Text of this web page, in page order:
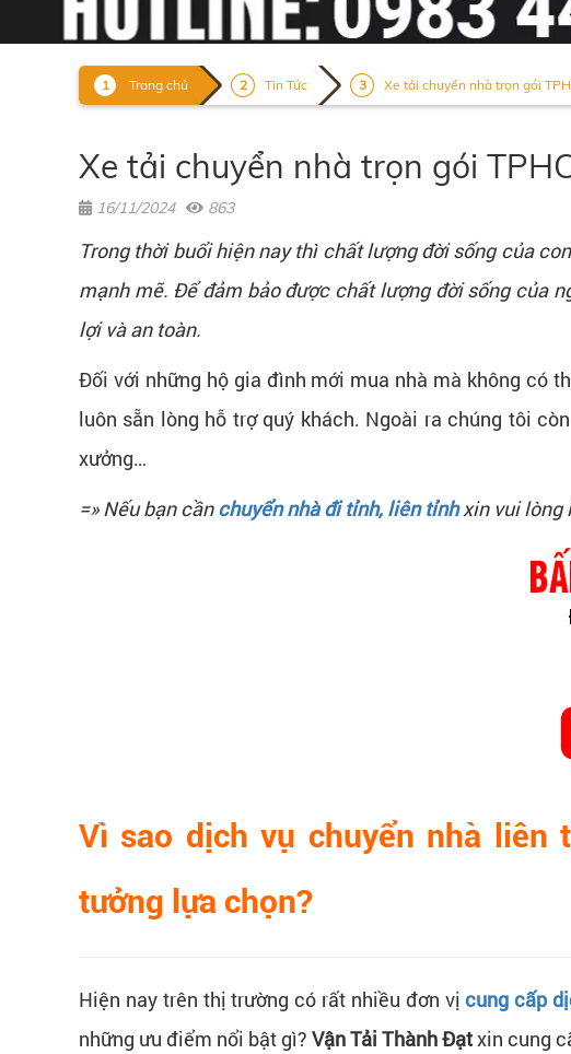
Trang chủ Tin Tức Xe tải chuyển nhà trọn gói
Xe tải chuyển nhà trọn gói
16/11/2024 863
Trong thời buổi hiện nay thì chất lượng đời sống của
mạnh mẽ. Để đảm bảo được chất lượng đời sống của
lợi và an toàn.
Đối với những hộ gia đình mới mua nhà mà không có
luôn sẵn lòng hỗ trợ quý khách. Ngoài ra chúng tôi
xưởng…
=» Nếu bạn cầnchuyển nhà đi tỉnh, liên tỉnhxin vui lòng
Vì sao dịch vụ chuyển nhà liên
tưởng lựa chọn?
Hiện nay trên thị trường có rất nhiều đơn vịcung cấp
những ưu điểm nổi bật gì? Vận Tải Thành Đạtxin cung